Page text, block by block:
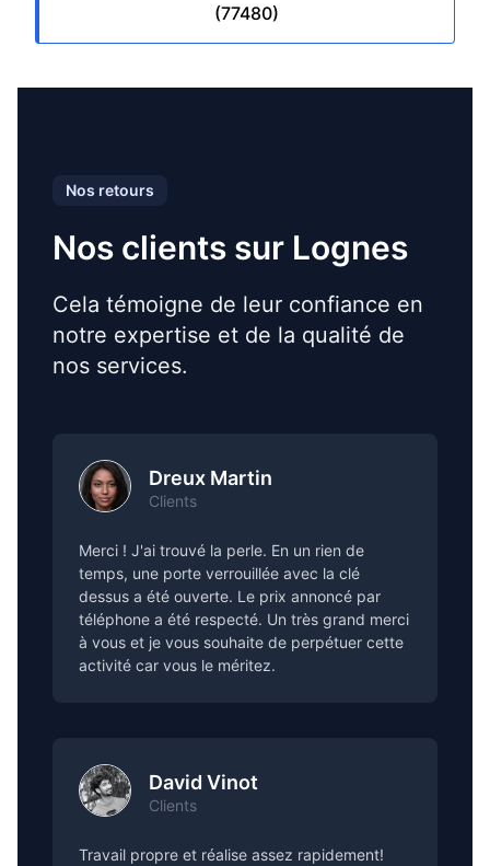
(77480)
Nos retours
Nos clients sur Lognes
Cela témoigne de leur confiance en
notre expertise et de la qualité de
nos services.
Dreux Martin
Clients
Merci ! J'ai trouvé la perle. En un rien de
temps, une porte verrouillée avec la clé
dessus a été ouverte. Le prix annoncé par
téléphone a été respecté. Un très grand merci
à vous et je vous souhaite de perpétuer cette
activité car vous le méritez.
David Vinot
Clients
Travail propre et réalise assez rapidement!